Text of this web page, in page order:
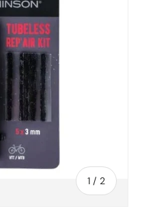
1 / de
2